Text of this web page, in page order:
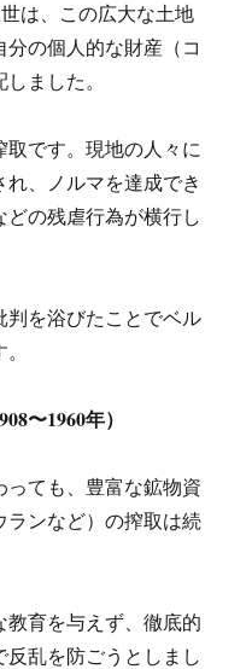
は、この広大な土地
の個人的な財産（コ
ました。
取です。現地の人々に
、ノルマを達成でき
の残虐行為が横行し
判を浴びたことでベル
〜1960年）
ても、豊富な鉱物資
ランなど）の搾取は続
育を与えず、徹底的
乱を防ごうとしまし